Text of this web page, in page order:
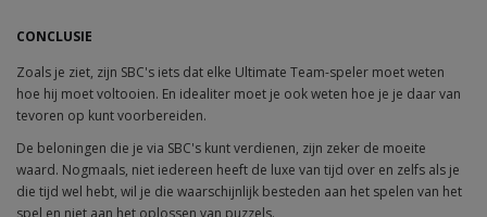
CONCLUSIE
Zoals je ziet, zijn SBC's iets dat elke Ultimate Team-speler moet weten
hoe hij moet voltooien. En idealiter moet je ook weten hoe je je daar van
tevoren op kunt voorbereiden.
De beloningen die je via SBC's kunt verdienen, zijn zeker de moeite
waard. Nogmaals, niet iedereen heeft de luxe van tijd over en zelfs als je
die tijd wel hebt, wil je die waarschijnlijk besteden aan het spelen van het